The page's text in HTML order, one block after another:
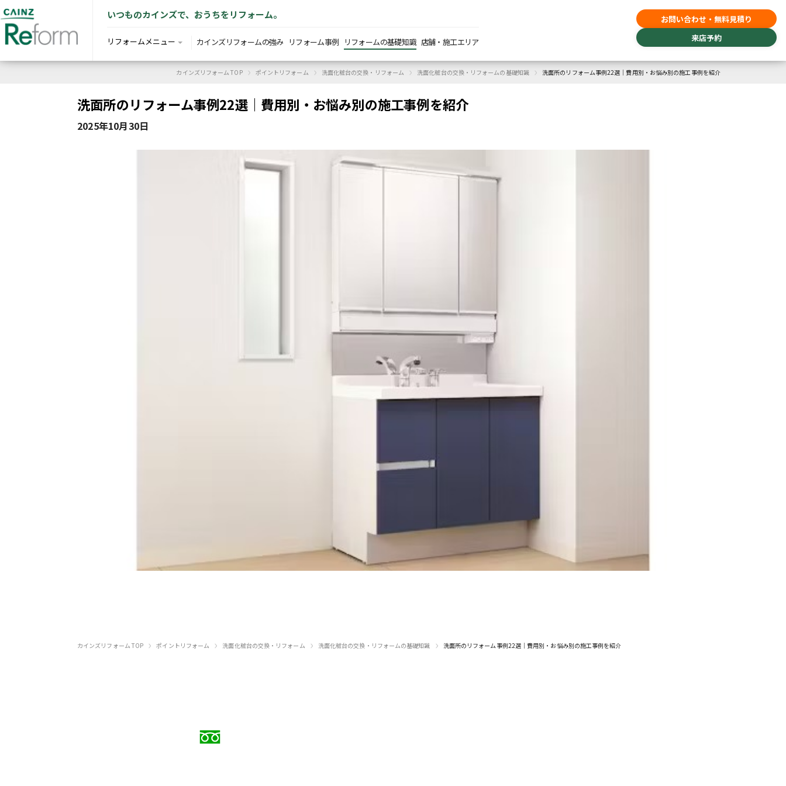
いつものカインズで、おうちをリフォーム。
リフォームメニュー カインズリフォームの強み リフォーム事例 リフォームの基礎知識 店舗・施工エリア
お問い合わせ・無料見積り
来店予約
カインズリフォーム TOP › ポイントリフォーム › 洗面化粧台の交換・リフォーム › 洗面化粧台の交換・リフォームの基礎知識 › 洗面所のリフォーム事例22選｜費用別・お悩み別の施工事例を紹介
洗面所のリフォーム事例22選｜費用別・お悩み別の施工事例を紹介
2025年10月30日
カインズリフォーム TOP › ポイントリフォーム › 洗面化粧台の交換・リフォーム › 洗面化粧台の交換・リフォームの基礎知識 › 洗面所のリフォーム事例22選｜費用別・お悩み別の施工事例を紹介